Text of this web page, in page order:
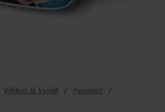
Vihkot & kynät
Penaalit